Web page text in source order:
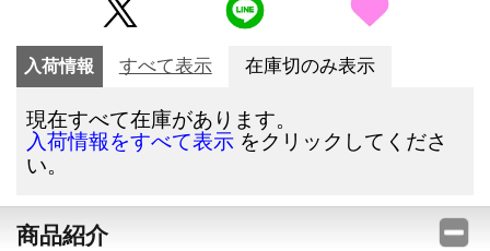
入荷情報 すべて表示 在庫切のみ表示
現在すべて在庫があります。
入荷情報をすべて表示 をクリックしてくださ
い。
商品紹介